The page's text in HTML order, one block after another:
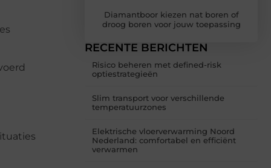
Diamantboor kiezen nat boren of
droog boren voor jouw toepassing
RECENTE BERICHTEN
Risico beheren met defined-risk
optiestrategieën
Slim transport voor verschillende
temperatuurzones
Elektrische vloerverwarming Noord
Nederland: comfortabel en efficiënt
verwarmen